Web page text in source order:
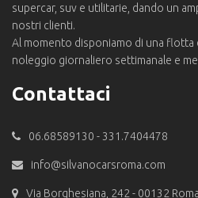
supercar, suv e utilitarie, dando un
nostri clienti.
Al momento disponiamo di una flotta
noleggio giornaliero settimanale e
Contattaci
06.68589130 - 331.7404478
info@silvanocarsroma.com
Via Borghesiana, 242 - 00132 Roma